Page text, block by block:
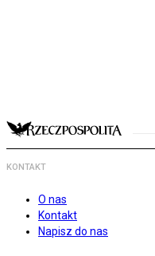
KONTAKT
O nas
Kontakt
Napisz do nas